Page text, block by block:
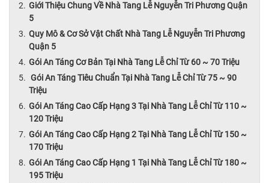
Giới Thiệu Chung Về Nhà Tang Lễ Nguyễn Tri Phương Quận
5
Quy Mô & Cơ Sở Vật Chất Nhà Tang Lễ Nguyễn Tri Phương
Quận 5
Gói An Táng Cơ Bản Tại Nhà Tang Lễ Chỉ Từ 60 ~ 70 Triệu
Gói An Táng Tiêu Chuẩn Tại Nhà Tang Lễ Chỉ Từ 75 ~ 90
Triệu
Gói An Táng Cao Cấp Hạng 3 Tại Nhà Tang Lễ Chỉ Từ 110 ~
120 Triệu
Gói An Táng Cao Cấp Hạng 2 Tại Nhà Tang Lễ Chỉ Từ 150 ~
170 Triệu
Gói An Táng Cao Cấp Hạng 1 Tại Nhà Tang Lễ Chỉ Từ 180 ~
195 Triệu